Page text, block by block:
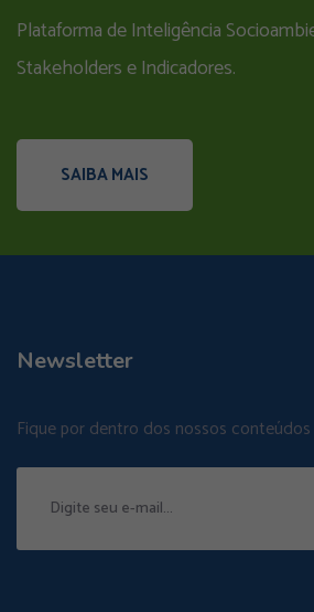
Plataforma de Inteligência
Stakeholders e Indicadores.
SAIBA MAIS
Newsletter
Fique por dentro dos nossos